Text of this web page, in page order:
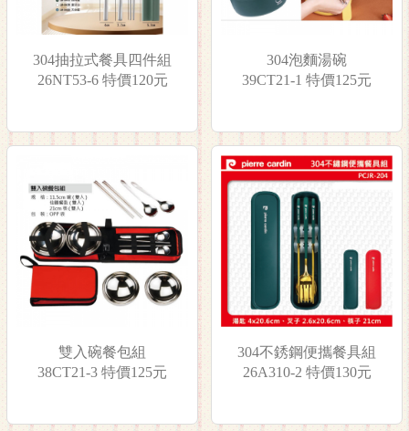
304抽拉式餐具四件組
26NT53-6 特價120元
304泡麵湯碗
39CT21-1 特價125元
雙入碗餐包組
38CT21-3 特價125元
304不銹鋼便攜餐具組
26A310-2 特價130元